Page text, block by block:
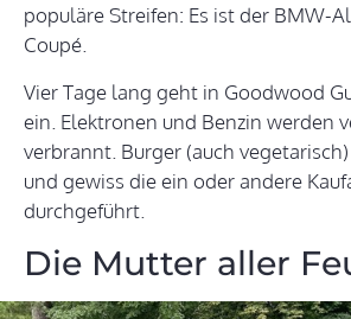
populäre Streifen: Es ist der BMW-
Coupé.
Vier Tage lang geht in Goodwood
ein. Elektronen und Benzin werden
verbrannt. Burger (auch
und gewiss die ein oder andere
durchgeführt.
Die Mutter aller